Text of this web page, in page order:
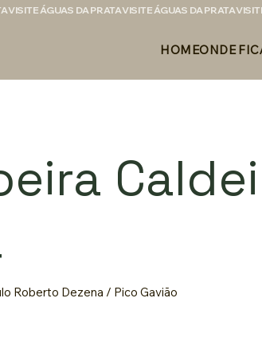
HOMEONDE
Roberto Dezena / Pico Gavião